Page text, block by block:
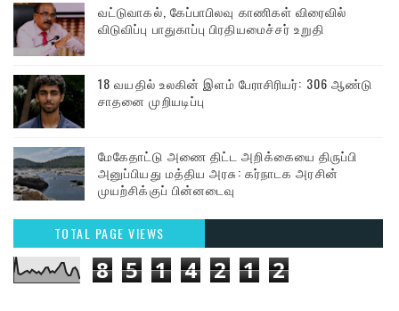
வட்டுவாகல், கேப்பாபிலவு காணிகள் விரைவில்
விடுவிப்பு பாதுகாப்பு பிரதியமைச்சர் உறுதி
18 வயதில் உலகின் இளம் பேராசிரியர்: 306 ஆண்டு
சாதனை முறியடிப்பு
மேகேதாட்டு அணை திட்ட அறிக்கையை திருப்பி
அனுப்பியது மத்திய அரசு: கர்நாடக அரசின்
முயற்சிக்குப் பின்னடைவு
TOTAL PAGE VIEWS
8 5 1 4 2 1 2